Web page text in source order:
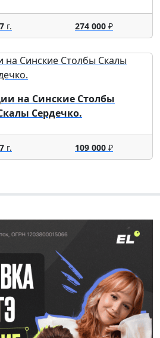
г. 274 000₽
на Синские Столбы
Сердечко.
г. 109 000₽